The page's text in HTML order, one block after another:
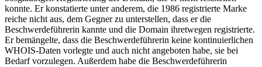
konnte. Er konstatierte unter anderem, die 1986 registrierte Marke
reiche nicht aus, dem Gegner zu unterstellen, dass er die
Beschwerdeführerin kannte und die Domain ihretwegen registrierte.
Er bemängelte, dass die Beschwerdeführerin keine kontinuierlichen
WHOIS-Daten vorlegte und auch nicht angeboten habe, sie bei
Bedarf vorzulegen. Außerdem habe die Beschwerdeführerin